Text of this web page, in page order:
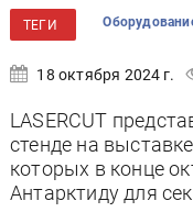
ТЕГИ
18 октября 2024 г.
LASERCUT
стенде на
которых в конце
Антарктиду для